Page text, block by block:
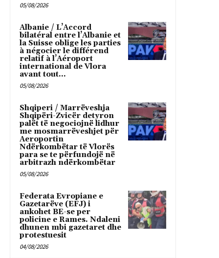
05/08/2026
Albanie / L’Accord
bilatéral entre l’Albanie et
la Suisse oblige les parties
à négocier le différend
relatif à l’Aéroport
international de Vlora
avant tout...
05/08/2026
Shqiperi / Marrëveshja
Shqipëri-Zvicër detyron
palët të negociojnë lidhur
me mosmarrëveshjet për
Aeroportin
Ndërkombëtar të Vlorës
para se te përfundojë në
arbitrazh ndërkombëtar
05/08/2026
Federata Evropiane e
Gazetarëve (EFJ) i
ankohet BE-se per
policine e Rames. Ndaleni
dhunen mbi gazetaret dhe
protestuesit
04/08/2026